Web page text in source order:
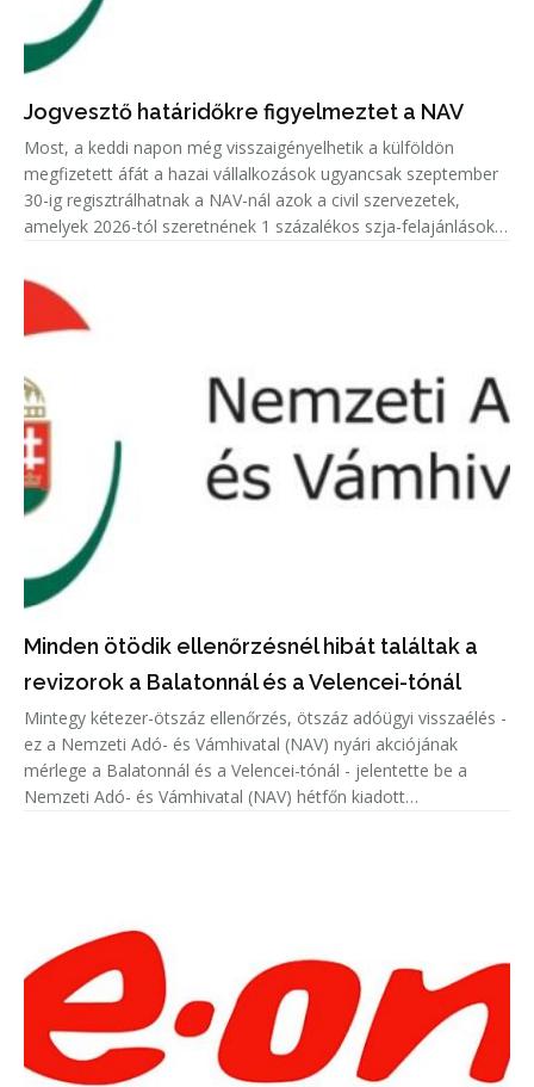
Jogvesztő határidőkre figyelmeztet a NAV
Most, a keddi napon még visszaigényelhetik a külföldön
megfizetett áfát a hazai vállalkozások ugyancsak szeptember
30-ig regisztrálhatnak a NAV-nál azok a civil szervezetek,
amelyek 2026-tól szeretnének 1 százalékos szja-felajánlásokat
Minden ötödik ellenőrzésnél hibát találtak a
revizorok a Balatonnál és a Velencei-tónál
Mintegy kétezer-ötszáz ellenőrzés, ötszáz adóügyi visszaélés -
ez a Nemzeti Adó- és Vámhivatal (NAV) nyári akciójának
mérlege a Balatonnál és a Velencei-tónál - jelentette be a
Nemzeti Adó- és Vámhivatal (NAV) hétfőn kiadott